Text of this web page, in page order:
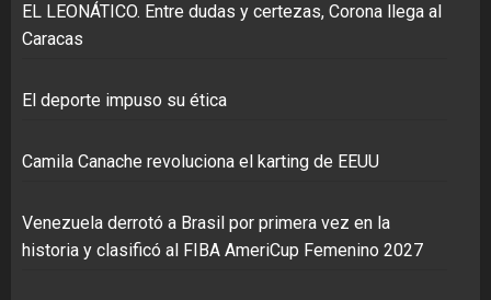
EL LEONÁTICO. Entre dudas y certezas, Corona llega al
Caracas
El deporte impuso su ética
Camila Canache revoluciona el karting de EEUU
Venezuela derrotó a Brasil por primera vez en la
historia y clasificó al FIBA AmeriCup Femenino 2027